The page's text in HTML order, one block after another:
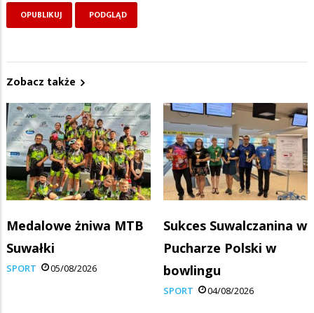
Zobacz także
Medalowe żniwa MTB
Suwałki
SPORT 05/08/2026
Sukces Suwalczanina w
Pucharze Polski w
bowlingu
SPORT 04/08/2026